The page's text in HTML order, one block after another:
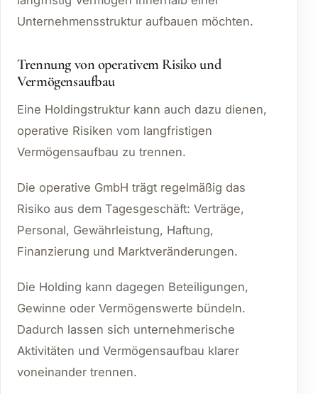
Unternehmensstruktur aufbauen möchten.
Trennung von operativem Risiko und
Vermögensaufbau
Eine Holdingstruktur kann auch dazu dienen,
operative Risiken vom langfristigen
Vermögensaufbau zu trennen.
Die operative GmbH trägt regelmäßig das
Risiko aus dem Tagesgeschäft: Verträge,
Personal, Gewährleistung, Haftung,
Finanzierung und Marktveränderungen.
Die Holding kann dagegen Beteiligungen,
Gewinne oder Vermögenswerte bündeln.
Dadurch lassen sich unternehmerische
Aktivitäten und Vermögensaufbau klarer
voneinander trennen.